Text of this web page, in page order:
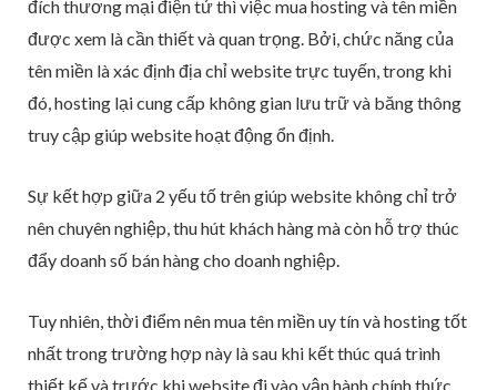
đích thương mại điện tử thì việc mua hosting và tên miền
được xem là cần thiết và quan trọng. Bởi, chức năng của
tên miền là xác định địa chỉ website trực tuyến, trong khi
đó, hosting lại cung cấp không gian lưu trữ và băng thông
truy cập giúp website hoạt động ổn định.
Sự kết hợp giữa 2 yếu tố trên giúp website không chỉ trở
nên chuyên nghiệp, thu hút khách hàng mà còn hỗ trợ thúc
đẩy doanh số bán hàng cho doanh nghiệp.
Tuy nhiên, thời điểm nên mua tên miền uy tín và hosting tốt
nhất trong trường hợp này là sau khi kết thúc quá trình
thiết kế và trước khi website đi vào vận hành chính thức